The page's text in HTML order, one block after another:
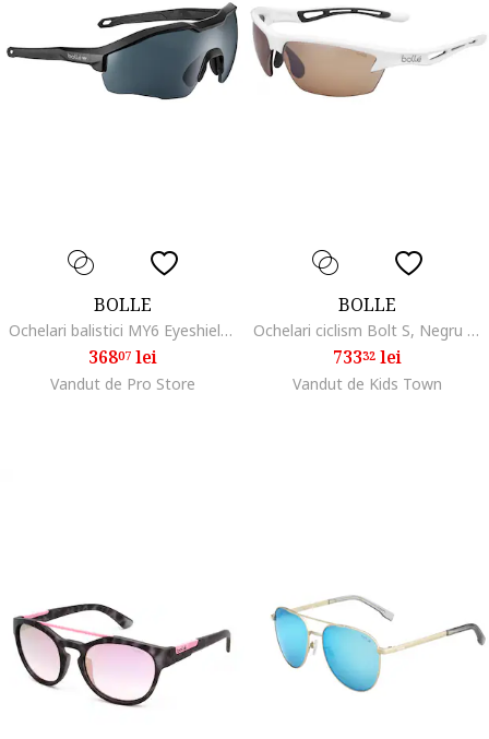
BOLLE
Ochelari balistici MY6 Eyeshield, negru, 148.5x50x117mm, viziera inchisa, 37g
36807lei
Vandut de Pro Store
BOLLE
Ochelari ciclism Bolt S, Negru lucios/ Modulator Negru V3 Golf Oleo AF, Alb
73332lei
Vandut de Kids Town